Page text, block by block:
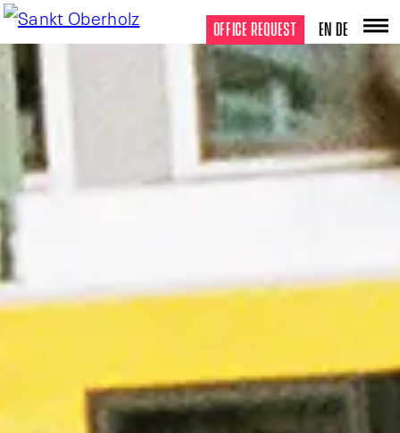
OFFICE REQUEST EN DE